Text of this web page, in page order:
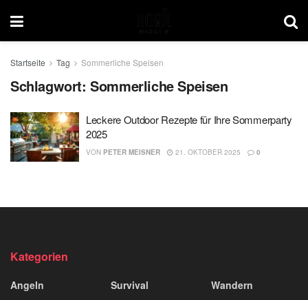
Startseite Tag Sommerliche Speisen
Schlagwort:Sommerliche Speisen
Leckere Outdoor Rezepte für Ihre Sommerparty
2025
VON PETER MEISNER 21. OKTOBER 2025 0
Kategorien
Angeln
Survival
Wandern